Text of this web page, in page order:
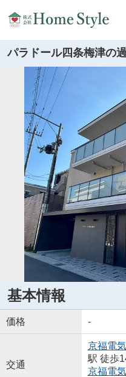
パラドール四条梅津の
基本情報
価格 -
交通
京福電
駅 徒歩
京福電